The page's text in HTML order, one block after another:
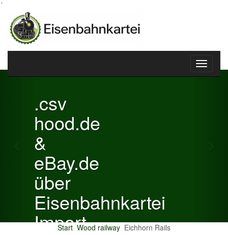
´
Toggle
.csv
hood.de
&
eBay.de
über
Eisenbahnkartei
Import
Previous
Start Wood railway Eichhorn Rails